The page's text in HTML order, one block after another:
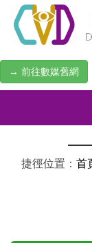
→ 前往數媒舊網
捷徑位置： 首